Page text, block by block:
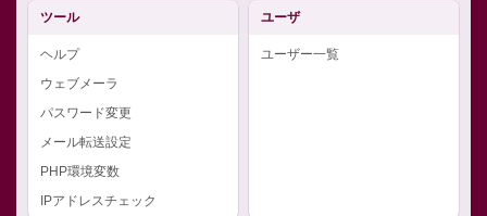
ツール
ヘルプ
ウェブメーラ
パスワード変更
メール転送設定
PHP環境変数
IPアドレスチェック
ユーザ
ユーザー一覧